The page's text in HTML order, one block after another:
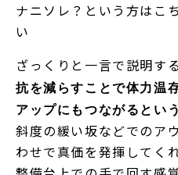
ナニソレ？という方は こ
い
ざっくりと一言で説明す
抗を減らすことで体力温
アップにもつながるとい
斜度の緩い坂などでのア
わせで真価を発揮してく